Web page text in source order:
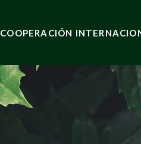
COOPERACIÓN